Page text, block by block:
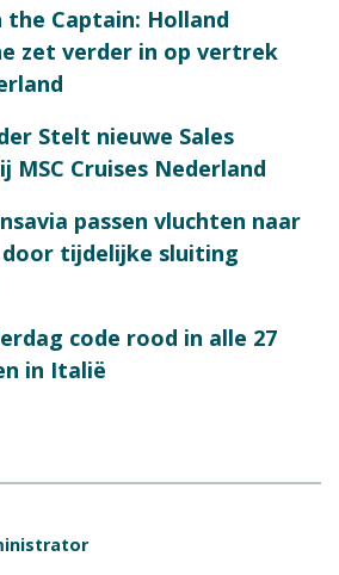
Captain: Holland
zet verder in op vertrek
Stelt nieuwe Sales
MSC Cruises Nederland
passen vluchten naar
door tijdelijke sluiting
code rood in alle 27
in Italië